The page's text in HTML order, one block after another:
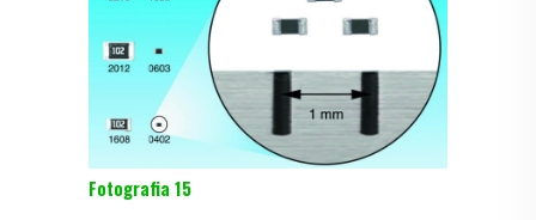
Fotografia 15